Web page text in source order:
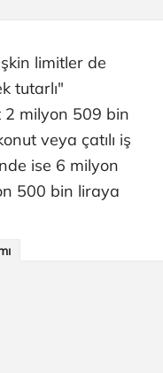
limitler de
tutarlı"
2 milyon 509 bin
veya çatılı iş
ise 6 milyon
500 bin liraya